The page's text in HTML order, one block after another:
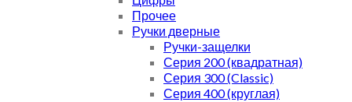
Прочее
Ручки дверные
Ручки-защелки
Серия 200 (квадратная)
Серия 300 (Classic)
Серия 400 (круглая)